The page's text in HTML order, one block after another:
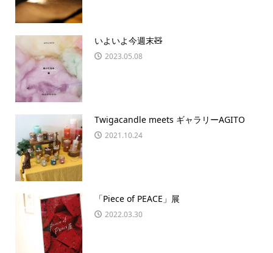
いよいよ今週末🧸
2023.05.08
Twigacandle meets ギャラリーAGITO
2021.10.24
「Piece of PEACE」展
2022.03.30